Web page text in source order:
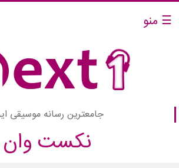
☰ منو
جامعترین رسانه موسیقی
نکست وان